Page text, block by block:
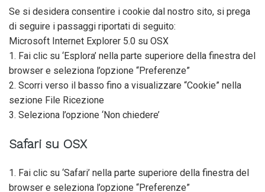
Se si desidera consentire i cookie dal nostro sito, si prega
di seguire i passaggi riportati di seguito:
Microsoft Internet Explorer 5.0 su OSX
1. Fai clic su ‘Esplora’ nella parte superiore della finestra del
browser e seleziona l’opzione “Preferenze”
2. Scorri verso il basso fino a visualizzare “Cookie” nella
sezione File Ricezione
3. Seleziona l’opzione ‘Non chiedere’
Safari su OSX
1. Fai clic su ‘Safari’ nella parte superiore della finestra del
browser e seleziona l’opzione “Preferenze”